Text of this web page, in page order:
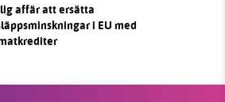
affär att ersätta
i EU med